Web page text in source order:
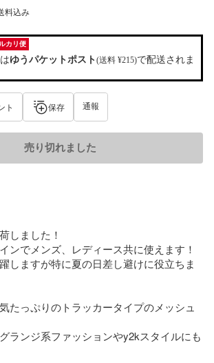
料込み
カリ便
ゆうパケットポスト(送料 ¥215)で配送されま
ト 保存 通報
売り切れました
しました！
ンでメンズ、レディース共に使えます！
しますが特に夏の日差し避けに役立ちま
たっぷりのトラッカータイプのメッシュ
ランジ系ファッションやy2kスタイルにも